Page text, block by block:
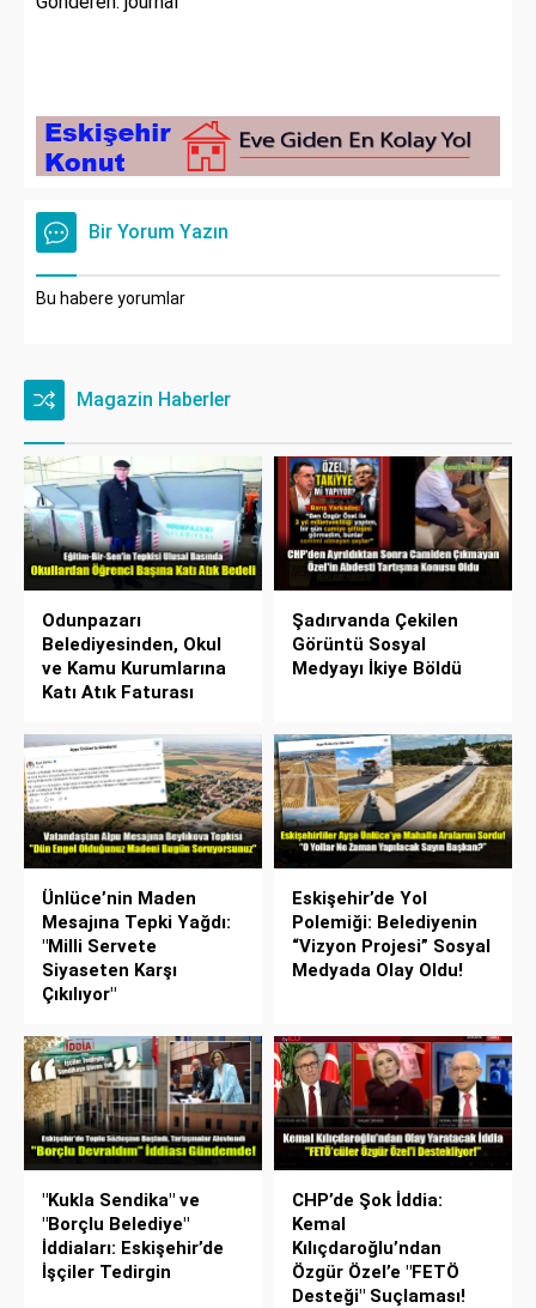
Bir Yorum Yazın
Bu habere yorumlar
Magazin Haberler
Odunpazarı
Belediyesinden, Okul
ve Kamu Kurumlarına
Katı Atık Faturası
Şadırvanda Çekilen
Görüntü Sosyal
Medyayı İkiye Böldü
Ünlüce’nin Maden
Mesajına Tepki Yağdı:
"Milli Servete
Siyaseten Karşı
Çıkılıyor"
Eskişehir’de Yol
Polemiği: Belediyenin
“Vizyon Projesi” Sosyal
Medyada Olay Oldu!
"Kukla Sendika" ve
"Borçlu Belediye"
İddiaları: Eskişehir’de
İşçiler Tedirgin
CHP’de Şok İddia:
Kemal
Kılıçdaroğlu’ndan
Özgür Özel’e "FETÖ
Desteği" Suçlaması!